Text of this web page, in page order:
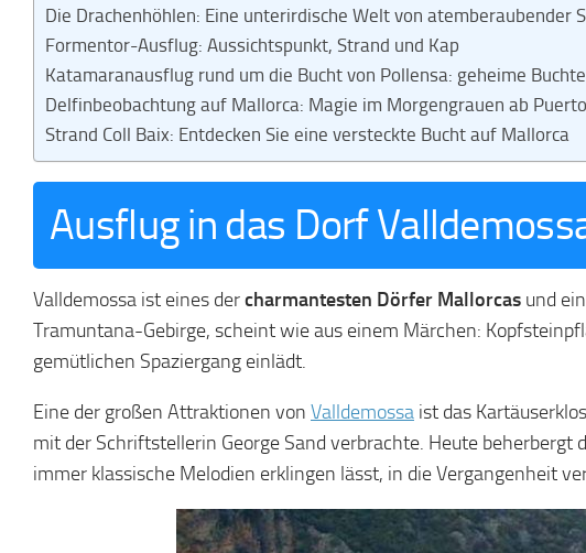
Die Drachenhöhlen: Eine unterirdische Welt von atemberaubender
Formentor-Ausflug: Aussichtspunkt, Strand und Kap
Katamaranausflug rund um die Bucht von Pollensa: geheime
Delfinbeobachtung auf Mallorca: Magie im Morgengrauen ab
Strand Coll Baix: Entdecken Sie eine versteckte Bucht auf Mallorca
Ausflug in das Dorf
Valldemossa ist eines dercharmantesten Dörfer Mallorcas und
Tramuntana-Gebirge, scheint wie aus einem Märchen:
gemütlichen Spaziergang einlädt.
Eine der großen Attraktionen von Valldemossa ist das
mit der Schriftstellerin George Sand verbrachte. Heute
immer klassische Melodien erklingen lässt, in die Vergangenheit